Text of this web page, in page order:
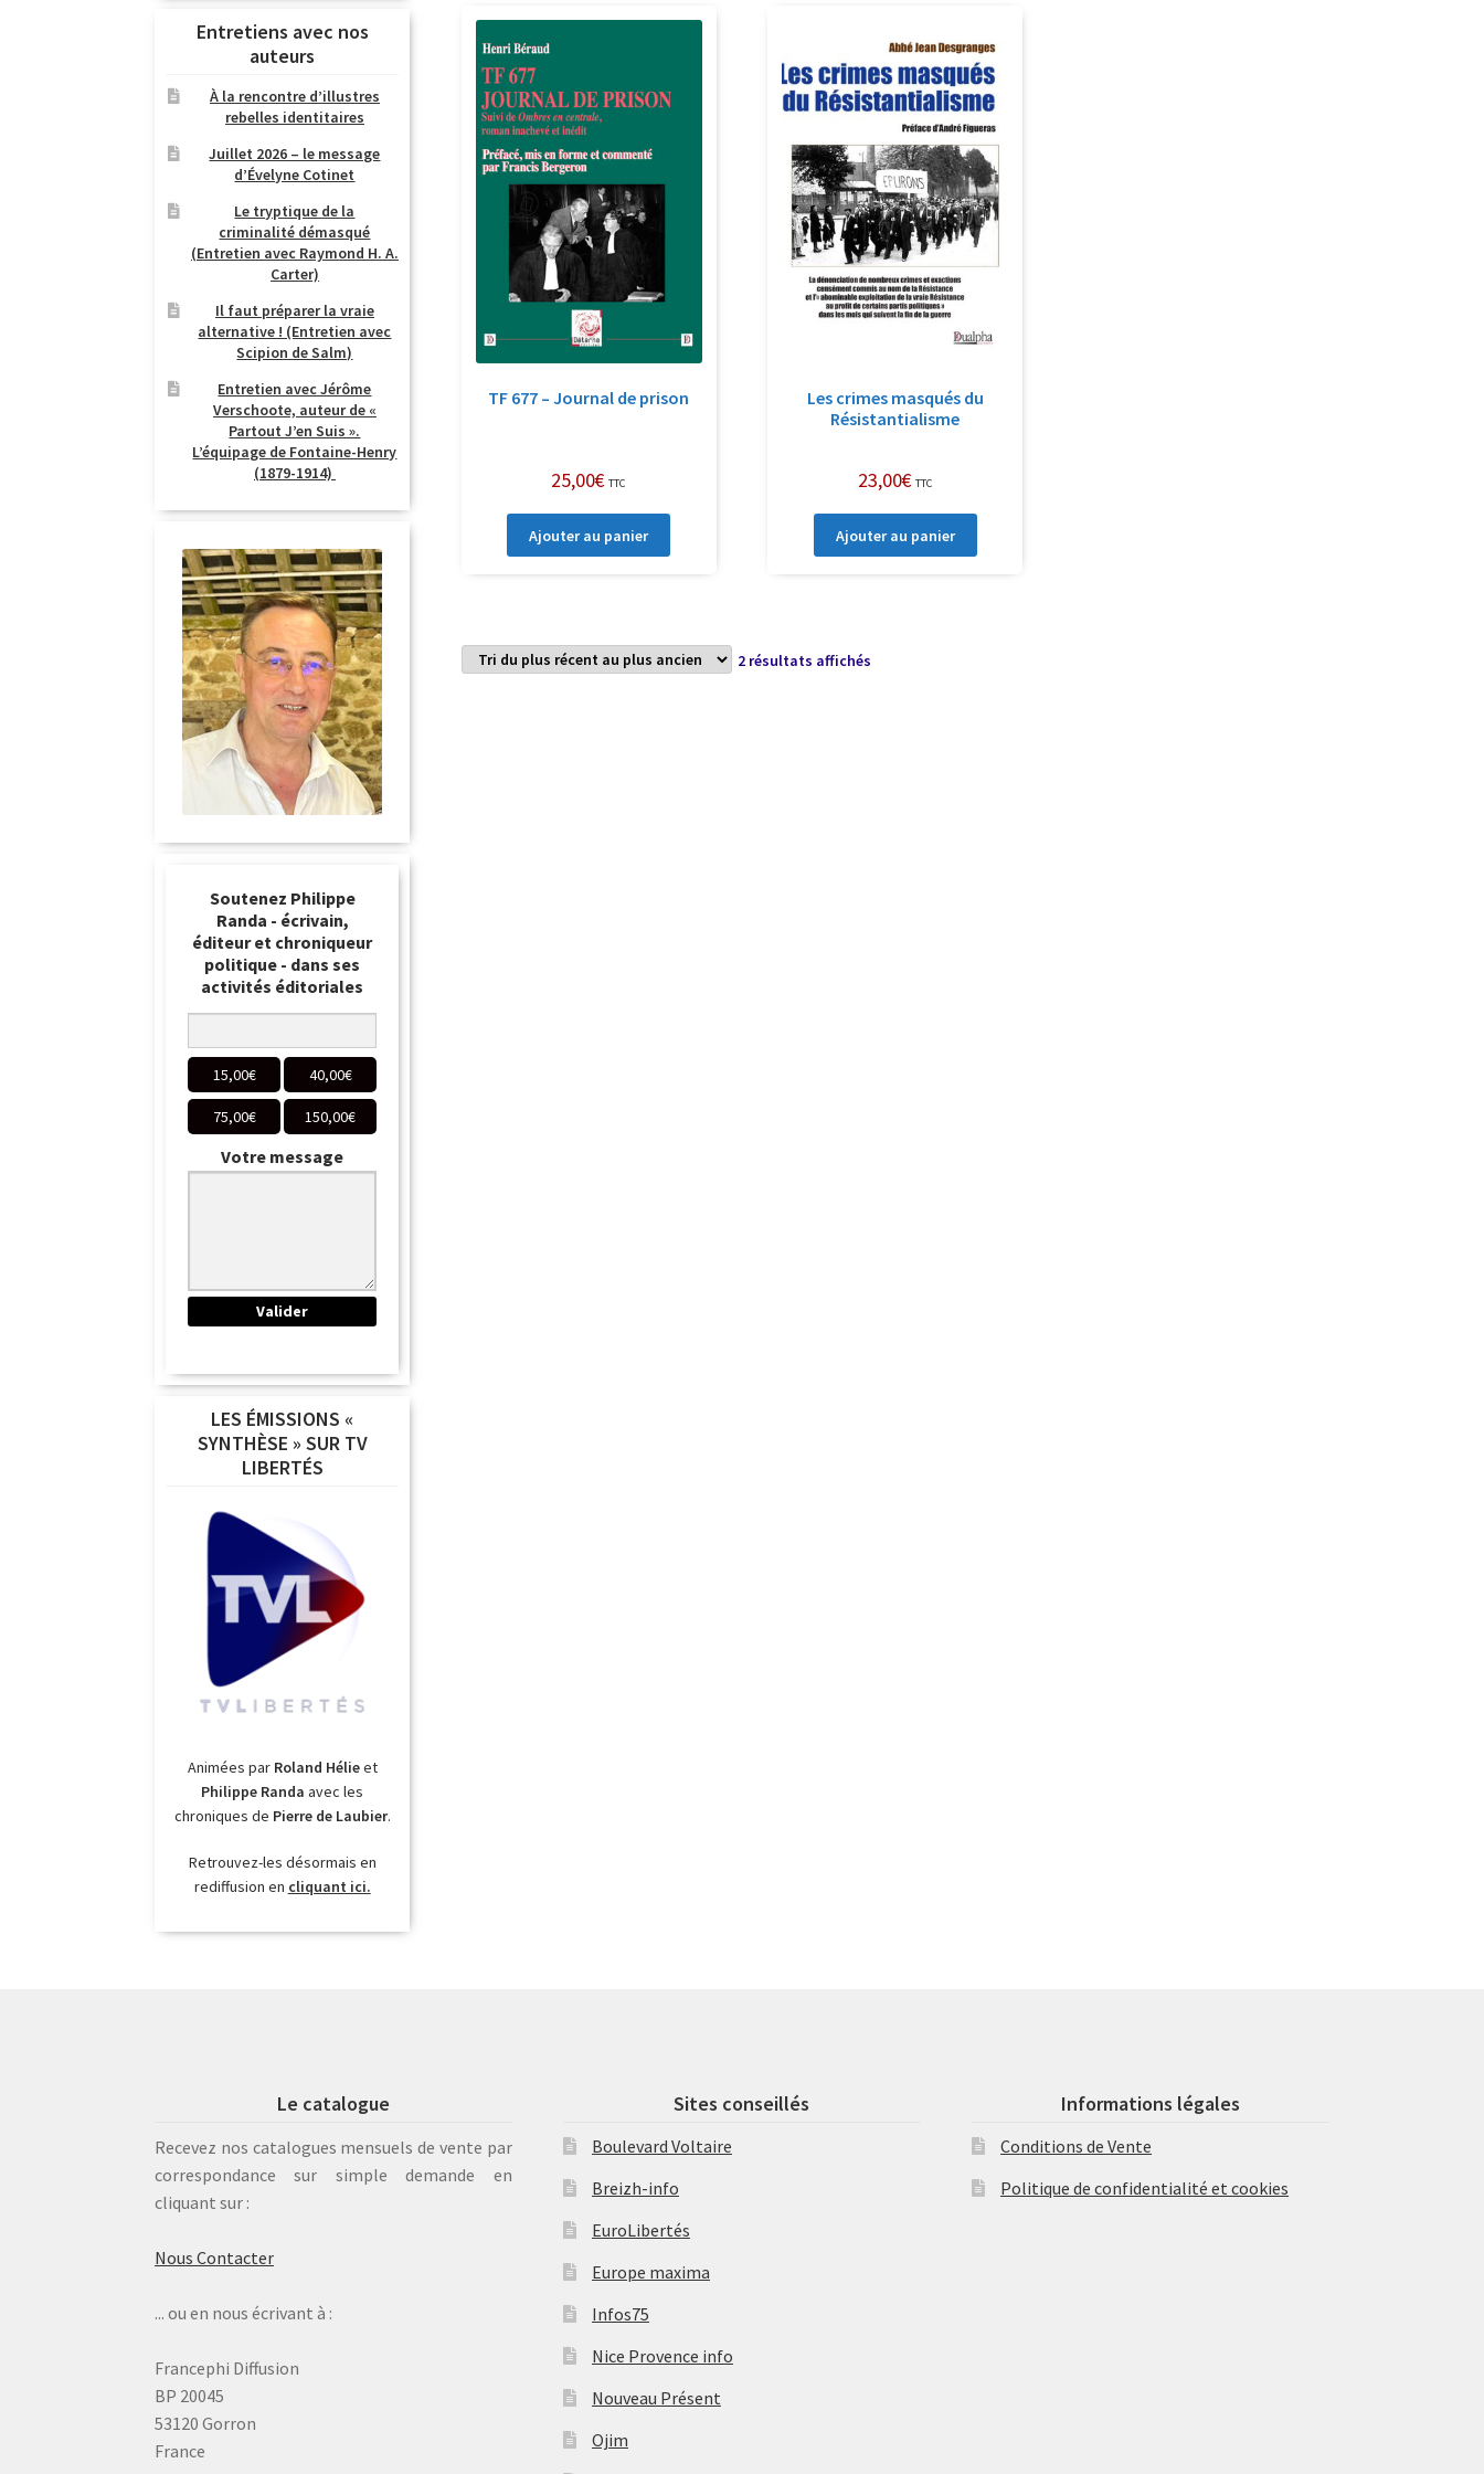
plus
ancien
TF 677 – Journal de prison
25,00€ TTC
Ajouter au panier
Les crimes masqués du
Résistantialisme
23,00€ TTC
Ajouter au panier
2 résultats affichésTrié
Entretiens avec nos
auteurs
À la rencontre d’illustres
rebelles identitaires
Juillet 2026 – le message
d’Évelyne Cotinet
Le tryptique de la
criminalité démasqué
(Entretien avec Raymond H. A.
Carter)
Il faut préparer la vraie
alternative ! (Entretien avec
Scipion de Salm)
Entretien avec Jérôme
Verschoote, auteur de «
Partout J’en Suis ».
L’équipage de Fontaine-Henry
(1879-1914)
Soutenez Philippe
Randa - écrivain,
éditeur et chroniqueur
politique - dans ses
activités éditoriales
15,00€ 40,00€
75,00€ 150,00€
Votre message
LES ÉMISSIONS «
SYNTHÈSE » SUR TV
LIBERTÉS
Animées par Roland Hélieet
Philippe Randa avec les
chroniques de Pierre de Laubier.
Retrouvez-les désormais en
rediffusion en cliquant ici.
Le catalogue
Recevez nos catalogues mensuels de vente par
correspondance sur simple demande en
cliquant sur :
Nous Contacter
... ou en nous écrivant à :
Francephi Diffusion
BP 20045
53120 Gorron
France
Sites conseillés
Boulevard Voltaire
Breizh-info
EuroLibertés
Europe maxima
Infos75
Nice Provence info
Nouveau Présent
Ojim
Informations légales
Conditions de Vente
Politique de confidentialité et cookies